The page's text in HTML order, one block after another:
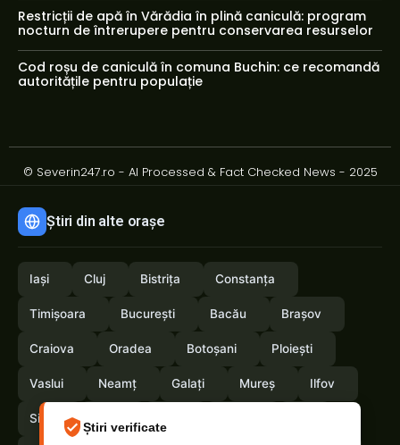
Știri verificate
Restricții de apă în Vărădia în plină caniculă: program
nocturn de întrerupere pentru conservarea resurselor
Cod roșu de caniculă în comuna Buchin: ce recomandă
autoritățile pentru populație
© Severin247.ro - AI Processed & Fact Checked News - 2025
Știri din alte orașe
Iași Cluj Bistrița Constanța
Timișoara București Bacău Brașov
Craiova Oradea Botoșani Ploiești
Vaslui Neamț Galați Mureș Ilfov
Sibiu